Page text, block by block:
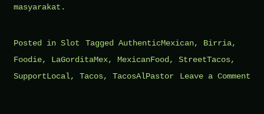
masyarakat.
Posted in Slot Tagged AuthenticMexican, Birria,
Foodie, LaGorditaMex, MexicanFood, StreetTacos,
SupportLocal, Tacos, TacosAlPastor
Leave a Comment